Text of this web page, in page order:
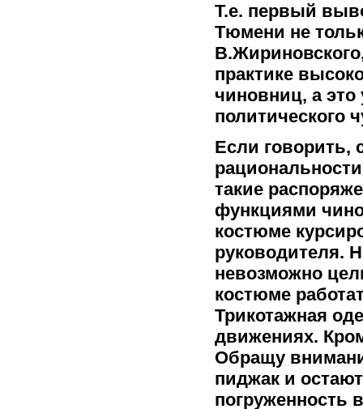
Т.е. первый
Тюмени не
практике
чиновниц, а это
политического
Если говорить,
такие
функциями
костюме
руководителя.
невозможно
костюме
Трикотажная
движениях.
Обращу
пиджак и
погруженность